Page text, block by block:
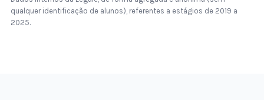
qualquer identificação de alunos), referentes a estágios de 2019 a
2025.